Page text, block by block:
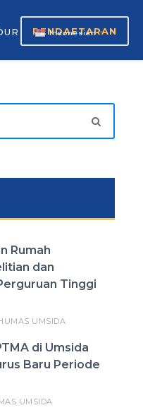
Indonesian ▼
PENDAFTARAN
Rumah
dan
Tinggi
UMSIDA
di Umsida
Baru Periode
UMSIDA